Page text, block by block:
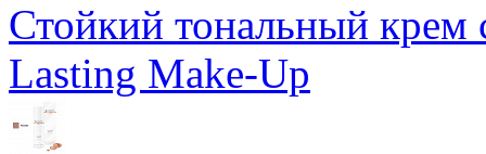
Стойкий тональный
Lasting Make-Up